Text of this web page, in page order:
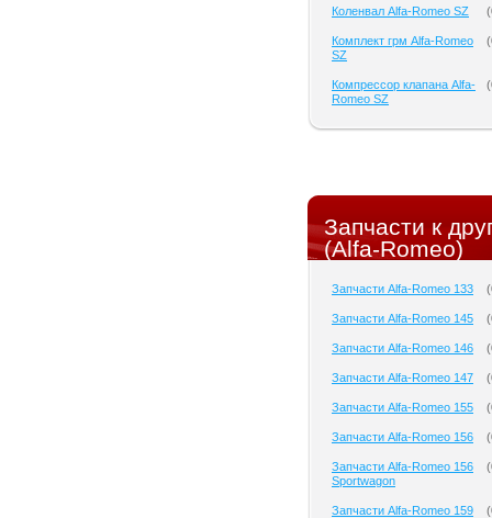
Коленвал Alfa-Romeo SZ (
Комплект грм Alfa-Romeo
SZ
(
Компрессор клапана Alfa-
Romeo SZ
(
Запчасти к
(Alfa-Romeo)
Запчасти Alfa-Romeo 133 (
Запчасти Alfa-Romeo 145 (
Запчасти Alfa-Romeo 146 (
Запчасти Alfa-Romeo 147 (
Запчасти Alfa-Romeo 155 (
Запчасти Alfa-Romeo 156 (
Запчасти Alfa-Romeo 156
Sportwagon
(
Запчасти Alfa-Romeo 159 (